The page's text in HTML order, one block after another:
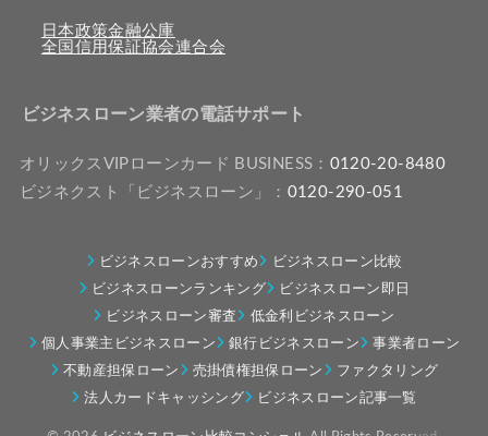
日本政策金融公庫
全国信用保証協会連合会
ビジネスローン業者の電話サポート
オリックスVIPローンカード BUSINESS： 0120-20-8480
ビジネクスト「ビジネスローン」： 0120-290-051
ビジネスローンおすすめ
ビジネスローン比較
ビジネスローンランキング
ビジネスローン即日
ビジネスローン審査
低金利ビジネスローン
個人事業主ビジネスローン
銀行ビジネスローン
事業者ローン
不動産担保ローン
売掛債権担保ローン
ファクタリング
法人カードキャッシング
ビジネスローン記事一覧